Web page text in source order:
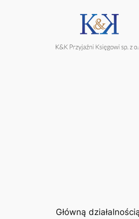
Główną